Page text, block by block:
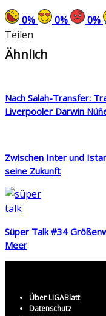
0% 0% 0%
Teilen
Ähnlich
Nach Salah-Transfer:
Liverpooler Darwin
Zwischen Inter und
seine Zukunft
Süper Talk #34
Meer
Über LIGABlatt
Datenschutz